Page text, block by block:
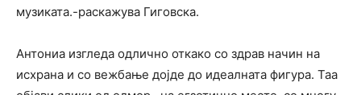
музиката.-раскажува Гиговска.
Антониа изгледа одлично откако со здрав начин на
исхрана и со вежбање дојде до идеалната фигура. Таа